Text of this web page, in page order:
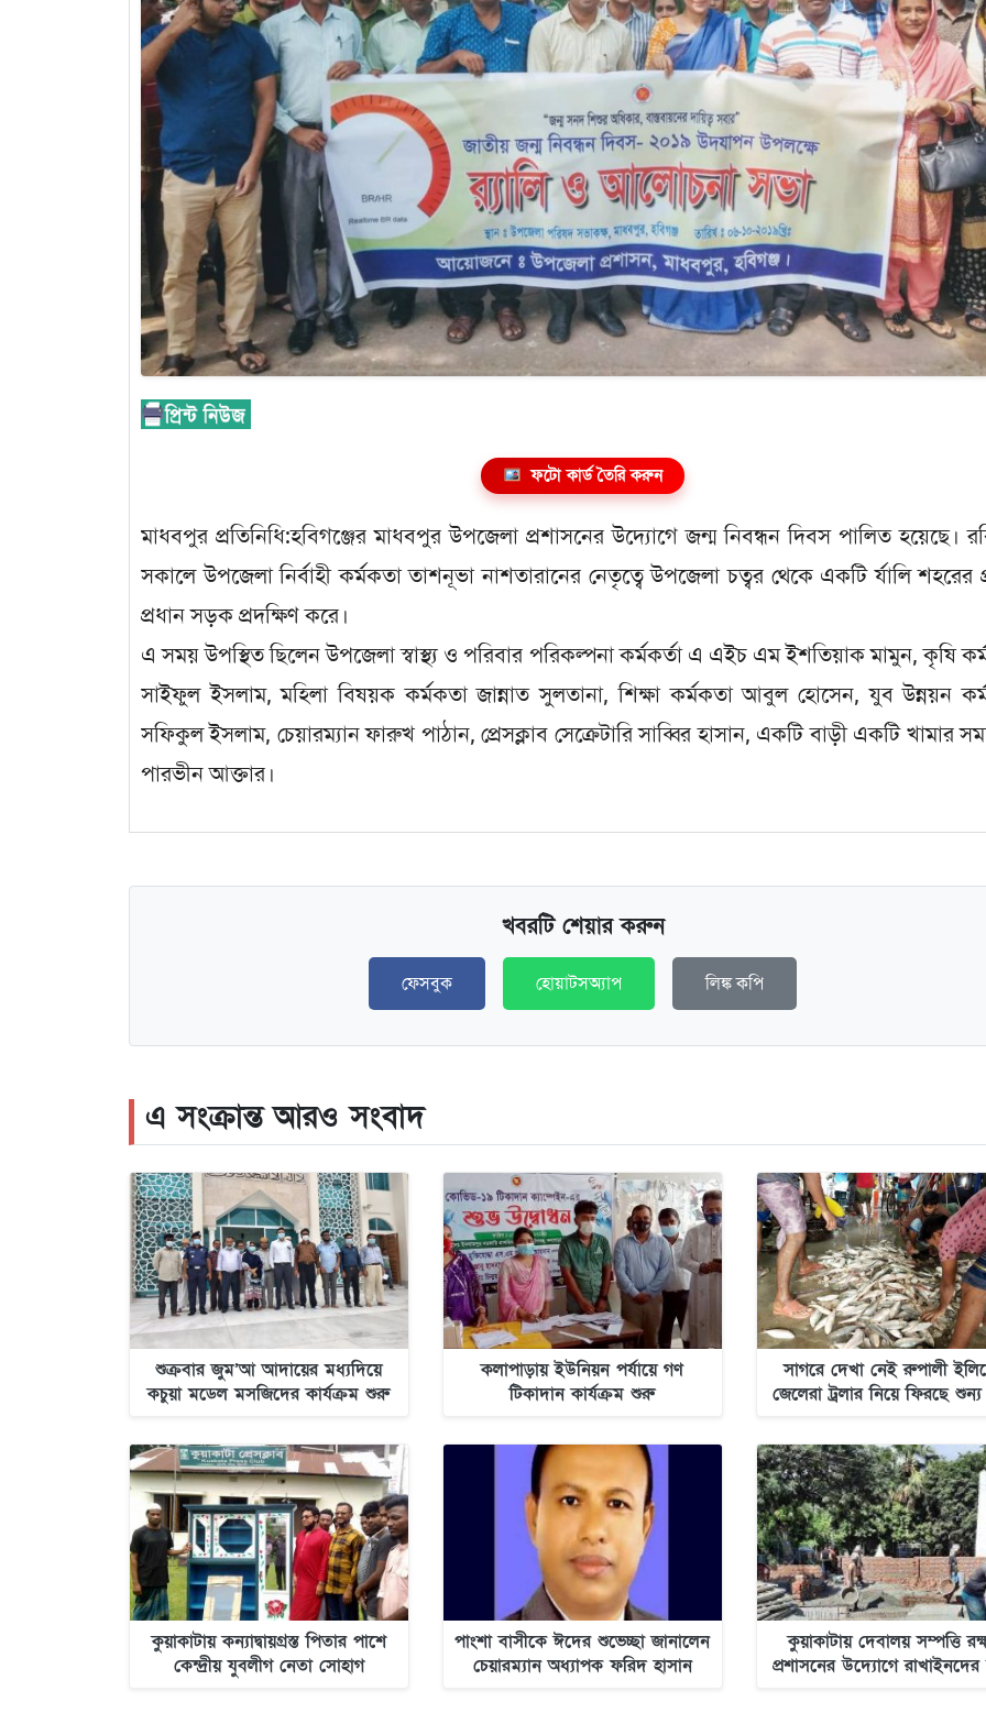
ফটো কার্ড তৈরি করুন
মাধবপুর প্রতিনিধি:হবিগঞ্জের মাধবপুর উপজেলা প্রশাসনের উদ্যোগে জন্ম নিবন্ধন দিবস পালিত হয়েছে।
সকালে উপজেলা নির্বাহী কর্মকতা তাশনূভা নাশতারানের নেতৃত্বে উপজেলা চত্বর থেকে একটি র্যালি শহরের
প্রধান সড়ক প্রদক্ষিণ করে।
এ সময় উপস্থিত ছিলেন উপজেলা স্বাস্থ্য ও পরিবার পরিকল্পনা কর্মকর্তা এ এইচ এম ইশতিয়াক মামুন, কৃষি
সাইফুল ইসলাম, মহিলা বিষয়ক কর্মকতা জান্নাত সুলতানা, শিক্ষা কর্মকতা আবুল হোসেন, যুব উন্নয়ন
সফিকুল ইসলাম, চেয়ারম্যান ফারুখ পাঠান, প্রেসক্লাব সেক্রেটারি সাব্বির হাসান, একটি বাড়ী একটি খামার
পারভীন আক্তার।
খবরটি শেয়ার করুন
ফেসবুক হোয়াটসঅ্যাপ লিঙ্ক কপি
এ সংক্রান্ত আরও সংবাদ
শুক্রবার জুম’আ আদায়ের মধ্যদিয়ে
কচুয়া মডেল মসজিদের কার্যক্রম শুরু
কলাপাড়ায় ইউনিয়ন পর্যায়ে গণ
টিকাদান কার্যক্রম শুরু
সাগরে দেখা নেই রুপালী
জেলেরা ট্রলার নিয়ে ফিরছে
কুয়াকাটায় কন্যাদ্বায়গ্রস্ত পিতার পাশে
কেন্দ্রীয় যুবলীগ নেতা সোহাগ
পাংশা বাসীকে ঈদের শুভেচ্ছা জানালেন
চেয়ারম্যান অধ্যাপক ফরিদ হাসান
কুয়াকাটায় দেবালয় সম্পত্তি
প্রশাসনের উদ্যোগে রাখাইনদের